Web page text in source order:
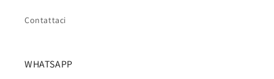
Contattaci
WHATSAPP